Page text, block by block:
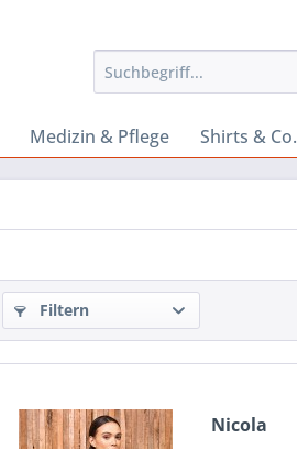
Medizin & Pflege Shirts & Co.
Filtern
Nicola